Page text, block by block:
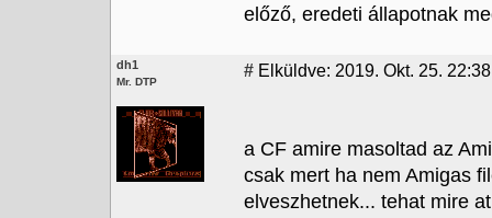
előző, eredeti állapotnak
dh1
Mr. DTP
# Elküldve: 2019. Okt. 25. 22:38
a CF amire masoltad az
csak mert ha nem Amigas
elveszhetnek... tehat mire